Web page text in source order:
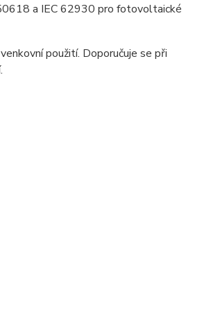
a IEC 62930 pro fotovoltaické
použití. Doporučuje se při